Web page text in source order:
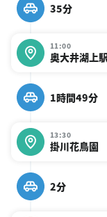
35分
11:00
奥大井湖上
1時間49分
13:30
掛川花鳥園
2分